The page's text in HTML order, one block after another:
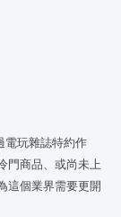
電玩雜誌特約作
門商品、或尚未上
這個業界需要更開